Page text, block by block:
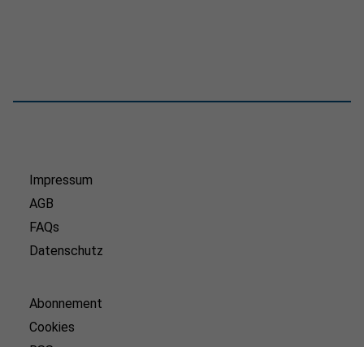
Impressum
AGB
FAQs
Datenschutz
Abonnement
Cookies